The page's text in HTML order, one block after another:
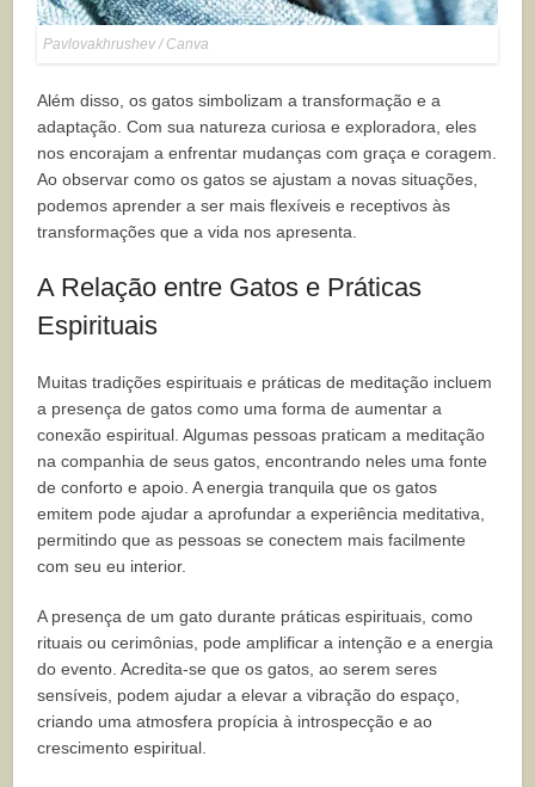
Pavlovakhrushev / Canva
Além disso, os gatos simbolizam a transformação e a
adaptação. Com sua natureza curiosa e exploradora, eles
nos encorajam a enfrentar mudanças com graça e coragem.
Ao observar como os gatos se ajustam a novas situações,
podemos aprender a ser mais flexíveis e receptivos às
transformações que a vida nos apresenta.
A Relação entre Gatos e Práticas
Espirituais
Muitas tradições espirituais e práticas de meditação incluem
a presença de gatos como uma forma de aumentar a
conexão espiritual. Algumas pessoas praticam a meditação
na companhia de seus gatos, encontrando neles uma fonte
de conforto e apoio. A energia tranquila que os gatos
emitem pode ajudar a aprofundar a experiência meditativa,
permitindo que as pessoas se conectem mais facilmente
com seu eu interior.
A presença de um gato durante práticas espirituais, como
rituais ou cerimônias, pode amplificar a intenção e a energia
do evento. Acredita-se que os gatos, ao serem seres
sensíveis, podem ajudar a elevar a vibração do espaço,
criando uma atmosfera propícia à introspecção e ao
crescimento espiritual.